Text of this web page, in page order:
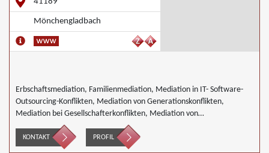
Mönchengladbach
Erbschaftsmediation, Familienmediation, Mediation in IT- Software-
Outsourcing-Konflikten, Mediation von Generationskonflikten,
Mediation bei Gesellschafterkonflikten, Mediation von
Unternehmensnachfolgen, Mediation in der Wohnungswirtschaft,
Nachbarschaftsmediation, Wirtschaftsmediation
KONTAKT PROFIL